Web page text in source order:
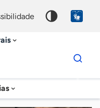
Dados
para
chave